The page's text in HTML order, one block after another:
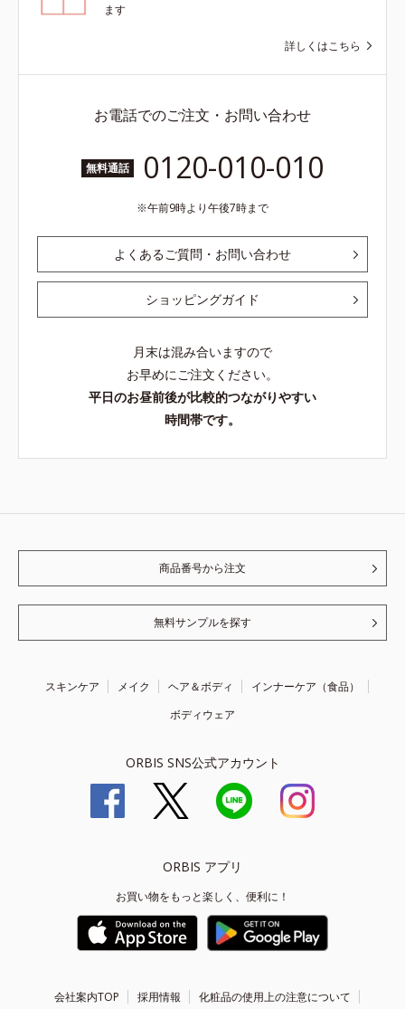
ます
詳しくはこちら
お電話でのご注文・お問い合わせ
無料通話 0120-010-010
午前9時より午後7時まで
よくあるご質問・お問い合わせ
ショッピングガイド
月末は混み合いますので
お早めにご注文ください。
平日のお昼前後が比較的つながりやすい
時間帯です。
商品番号から注文
無料サンプルを探す
スキンケア メイク ヘア＆ボディ
インナーケア（食品）
ボディウェア
ORBIS SNS公式アカウント
ORBIS アプリ
お買い物をもっと楽しく、便利に！
会社案内TOP 採用情報 化粧品の使用上の注意について